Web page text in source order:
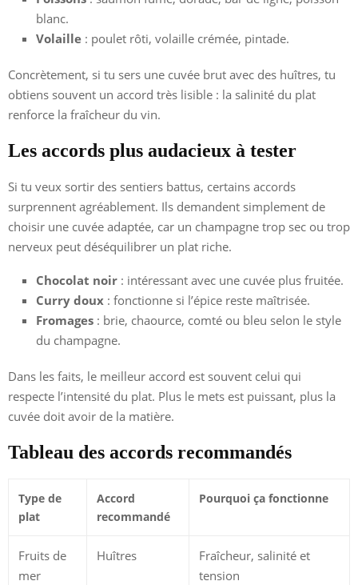
blanc.
Volaille : poulet rôti, volaille crémée, pintade.
Concrètement, si tu sers une cuvée brut avec des huîtres, tu
obtiens souvent un accord très lisible : la salinité du plat
renforce la fraîcheur du vin.
Les accords plus audacieux à tester
Si tu veux sortir des sentiers battus, certains accords
surprennent agréablement. Ils demandent simplement de
choisir une cuvée adaptée, car un champagne trop sec ou trop
nerveux peut déséquilibrer un plat riche.
Chocolat noir : intéressant avec une cuvée plus fruitée.
Curry doux : fonctionne si l’épice reste maîtrisée.
Fromages : brie, chaource, comté ou bleu selon le style
du champagne.
Dans les faits, le meilleur accord est souvent celui qui
respecte l’intensité du plat. Plus le mets est puissant, plus la
cuvée doit avoir de la matière.
Tableau des accords recommandés
Type de
plat
Accord
recommandé
Pourquoi ça fonctionne
Fruits de
mer
Huîtres
Fraîcheur, salinité et
tension